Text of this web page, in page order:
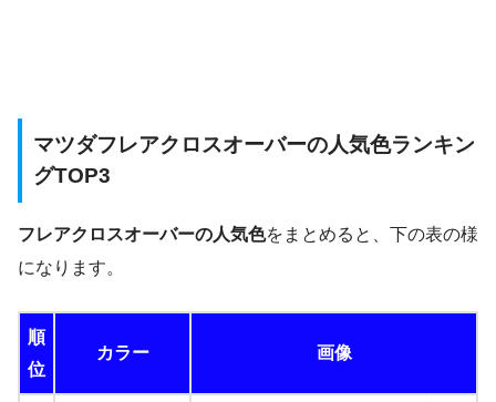
マツダフレアクロスオーバーの人気色ランキン
グTOP3
フレアクロスオーバーの人気色をまとめると、下の表の様
になります。
順
位
カラー 画像